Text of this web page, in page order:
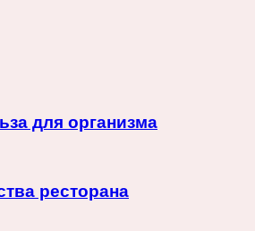
для организма
ресторана